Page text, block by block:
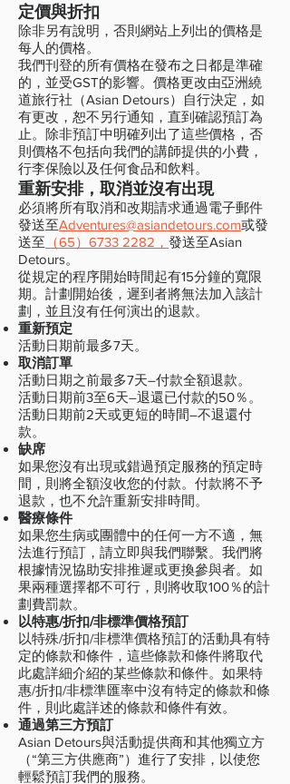
定價與折扣
除非另有說明，否則網站上列出的價格是
每人的價格。
我們刊登的所有價格在發布之日都是準確
的，並受GST的影響。價格更改由亞洲繞
道旅行社（Asian Detours）自行決定，如
有更改，恕不另行通知，直到確認預訂為
止。除非預訂中明確列出了這些價格，否
則價格不包括向我們的講師提供的小費，
行李保險以及任何食品和飲料。
重新安排，取消並沒有出現
必須將所有取消和改期請求通過電子郵件
發送至Adventures@asiandetours.com或發
送至 （65）6733 2282， 發送至Asian
Detours。
從規定的程序開始時間起有15分鐘的寬限
期。計劃開始後，遲到者將無法加入該計
劃，並且沒有任何演出的退款。
重新預定
活動日期前最多7天。
取消訂單
活動日期之前最多7天–付款全額退款。
活動日期前3至6天–退還已付款的50％。
活動日期前2天或更短的時間–不退還付
款。
缺席
如果您沒有出現或錯過預定服務的預定時
間，則將全額沒收您的付款。付款將不予
退款，也不允許重新安排時間。
醫療條件
如果您生病或團體中的任何一方不適，無
法進行預訂，請立即與我們聯繫。我們將
根據情況協助安排推遲或更換參與者。如
果兩種選擇都不可行，則將收取100％的計
劃費罰款。
以特惠/折扣/非標準價格預訂
以特殊/折扣/非標準價格預訂的活動具有特
定的條款和條件，這些條款和條件將取代
此處詳細介紹的某些條款和條件。如果特
惠/折扣/非標準匯率中沒有特定的條款和條
件，則此處詳述的條款和條件有效。
通過第三方預訂
Asian Detours與活動提供商和其他獨立方
（“第三方供應商”）進行了安排，以使您
輕鬆預訂我們的服務。